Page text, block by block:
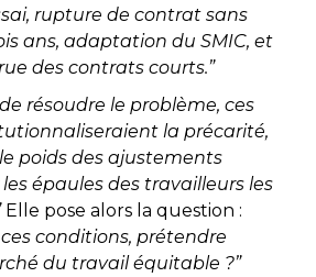
rupture de contrat sans
ans, adaptation du SMIC, et
des contrats courts.”
résoudre le problème, ces
la précarité,
poids des ajustements
épaules des travailleurs les
Elle pose alors la question :
conditions, prétendre
du travail équitable ?”